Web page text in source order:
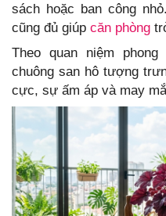
sách hoặc ban công
cũng đủ giúp căn phòng
Theo quan niệm
chuông san hô tượng
cực, sự ấm áp và may